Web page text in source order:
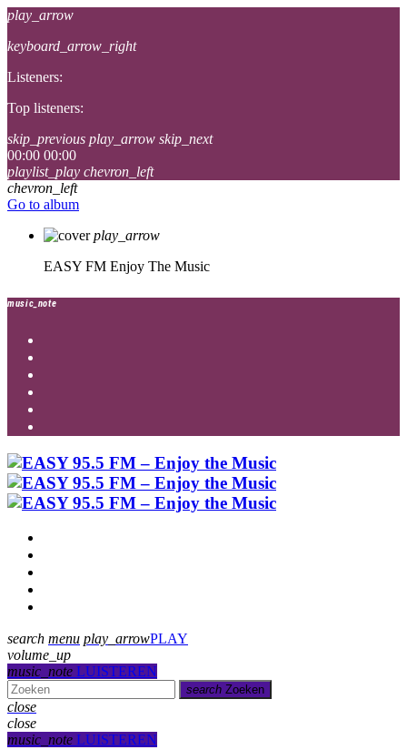
play_arrow
keyboard_arrow_right
Listeners:
Top listeners:
skip_previous play_arrow skip_next
00:00 00:00
playlist_play chevron_left
chevron_left
Go to album
play_arrow
EASY FM Enjoy The Music
music_note
search menu play_arrowPLAY
volume_up
music_note LUISTEREN
search Zoeken
close
close
music_note LUISTEREN